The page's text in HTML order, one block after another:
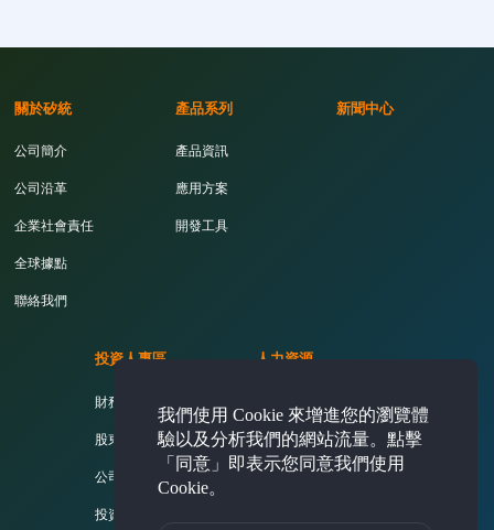
關於矽統
公司簡介
公司沿革
企業社會責任
全球據點
聯絡我們
產品系列
產品資訊
應用方案
開發工具
新聞中心
投資人專區
財務資訊
股東專欄
公司治理
投資人問答集
人力資源
活力矽統
薪酬福利
熱門職缺
我們使用 Cookie 來增進您的瀏覽體
驗以及分析我們的網站流量。點擊
「同意」即表示您同意我們使用
Cookie。